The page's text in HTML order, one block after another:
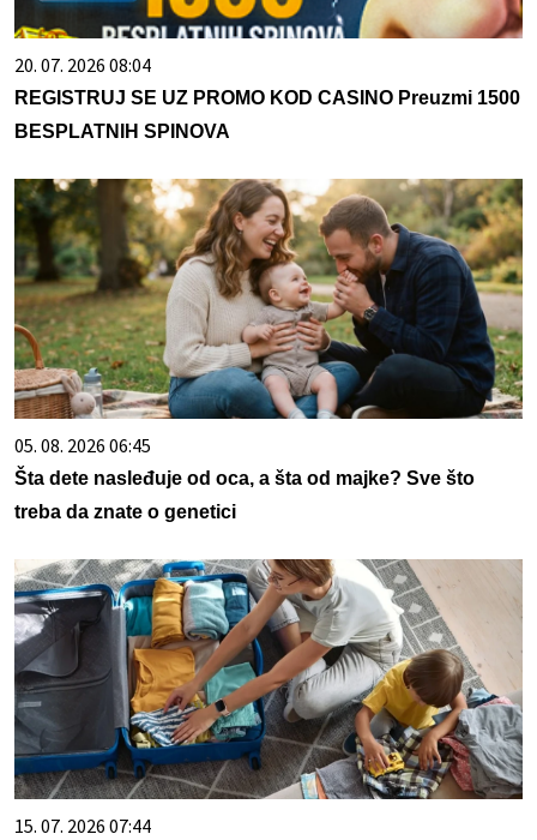
20. 07. 2026 08:04
REGISTRUJ SE UZ PROMO KOD CASINO Preuzmi 1500
BESPLATNIH SPINOVA
05. 08. 2026 06:45
Šta dete nasleđuje od oca, a šta od majke? Sve što
treba da znate o genetici
15. 07. 2026 07:44